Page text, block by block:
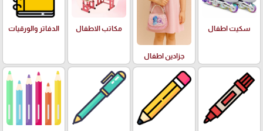
سكيت اطفال
جزادين اطفال
مكاتب الاطفال الدفاتر والورقيات